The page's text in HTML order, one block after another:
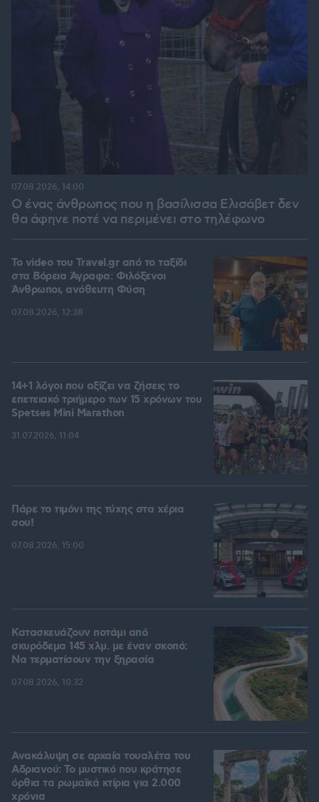
Ο ένας άνθρωπος που η βασίλισσα Ελισάβετ δεν
θα άφηνε ποτέ να περιμένει στο τηλέφωνο
07.08.2026, 14:00
To video του Travel.gr από το ταξίδι
στα Βόρεια Άγραφα: Φιλόξενοι
Άνθρωποι, ανόθευτη Φύση
07.08.2026, 12:38
14+1 λόγοι που αξίζει να ζήσεις το
επετειακό τριήμερο των 15 χρόνων του
Spetses Mini Marathon
31.07.2026, 11:04
Πάρε το τιμόνι της τύχης στα χέρια
σου!
07.08.2026, 15:00
Κατασκευάζουν ποτάμι από
σκυρόδεμα 145 χλμ. με έναν σκοπό:
Να τερματίσουν την ξηρασία
07.08.2026, 10:32
Ανακάλυψη σε αρχαία τουαλέτα του
Αδριανού: Το μυστικό που κράτησε
όρθια τα ρωμαϊκά κτίρια για 2.000
χρόνια